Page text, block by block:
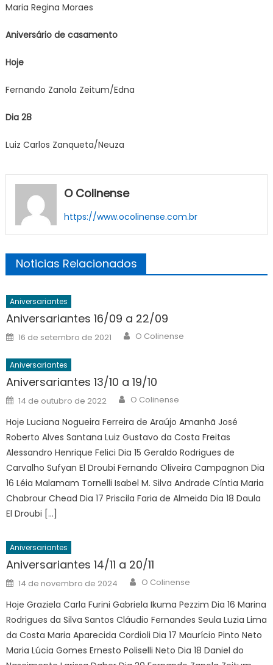
Maria Regina Moraes
Aniversário de casamento
Hoje
Fernando Zanola Zeitum/Edna
Dia 28
Luiz Carlos Zanqueta/Neuza
O Colinense
https://www.ocolinense.com.br
Noticias Relacionados
Aniversariantes
Aniversariantes 16/09 a 22/09
Posted
on
16 de setembro de 2021 Author
O Colinense
Aniversariantes
Aniversariantes 13/10 a 19/10
Posted
on
14 de outubro de 2022 Author
O Colinense
Hoje Luciana Nogueira Ferreira de Araújo Amanhã José
Roberto Alves Santana Luiz Gustavo da Costa Freitas
Alessandro Henrique Felici Dia 15 Geraldo Rodrigues de
Carvalho Sufyan El Droubi Fernando Oliveira Campagnon Dia
16 Léia Malamam Tornelli Isabel M. Silva Andrade Cíntia Maria
Chabrour Chead Dia 17 Priscila Faria de Almeida Dia 18 Daula
El Droubi […]
Aniversariantes
Aniversariantes 14/11 a 20/11
Posted
on
14 de novembro de 2024 Author
O Colinense
Hoje Graziela Carla Furini Gabriela Ikuma Pezzim Dia 16 Marina
Rodrigues da Silva Santos Cláudio Fernandes Seula Luzia Lima
da Costa Maria Aparecida Cordioli Dia 17 Maurício Pinto Neto
Maria Lúcia Gomes Ernesto Poliselli Neto Dia 18 Daniel do